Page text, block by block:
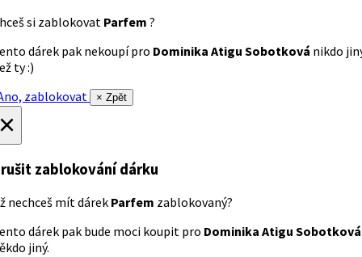
si zablokovat Parfem ?
dárek pak nekoupí pro Dominika Atigu Sobotková nikdo
ty :)
zablokovat
× Zpět
zablokování dárku
nechceš mít dárek Parfem zablokovaný?
dárek pak bude moci koupit pro Dominika Atigu Sobotková
jiný.